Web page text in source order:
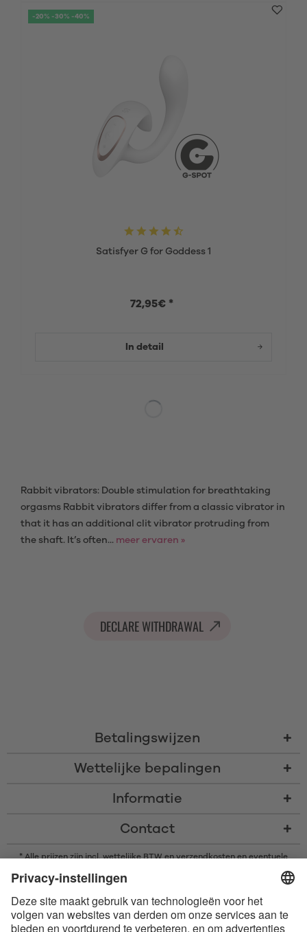
-20% -30% -40%
Satisfyer G for Goddess 1
72,95€ *
In detail
Rabbit vibrators: Double stimulation for breathtaking
orgasms Rabbit vibrators differ from a classic vibrator in
that it has an additional clit vibrator protruding from
the shaft. It’s often... meer ervaren »
DECLARE WITHDRAWAL
Betalingswijzen
Wettelijke bepalingen
Informatie
Contact
* Alle prijzen zijn incl. wettelijke BTW enverzendkostenen eventuele
rembourskosten, indien niet anders beschreven
handelsmerken van Bluetooth SIG, Inc. en elk gebruik van dergelijke
merken door Satisfyer GmbH is onder licentie.